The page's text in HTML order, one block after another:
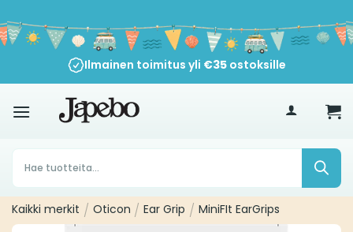
sisältöön
Ilmainen toimitus yli €35ostoksille
Products
search
Kaikki merkit / Oticon / Ear Grip / MiniFIt EarGrips